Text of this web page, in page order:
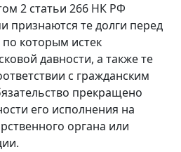
2 статьи 266 НК РФ
признаются те долги перед
которым истек
давности, а также те
с гражданским
прекращено
его исполнения на
органа или